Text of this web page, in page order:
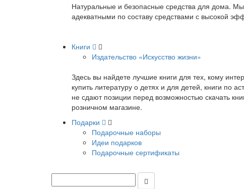
Натуральные и безопасные средства для дома.
адекватными по составу средствами с высокой
Книги
Издательство «Искусство жизни»
Здесь вы найдете лучшие книги для тех, кому
купить литературу о детях и для детей, книги по
не сдают позиции перед возможностью скачать
розничном магазине.
Подарки
Подарочные наборы
Идеи подарков
Подарочные сертификаты